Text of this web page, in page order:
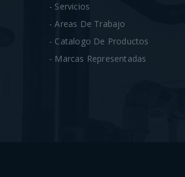
- Servicios
- Areas De Trabajo
- Catalogo De Productos
- Marcas Representadas